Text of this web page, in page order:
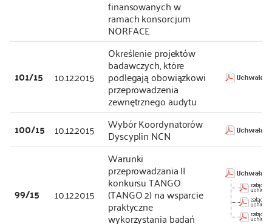
finansowanych w
ramach konsorcjum
NORFACE
101/15 10.12.2015
Określenie projektów
badawczych, które
podlegają obowiązkowi
przeprowadzenia
zewnętrznego audytu
100/15 10.12.2015 Wybór Koordynatorów
Dyscyplin NCN
99/15 10.12.2015
Warunki
przeprowadzania II
konkursu TANGO
(TANGO 2) na wsparcie
praktyczne
wykorzystania badań